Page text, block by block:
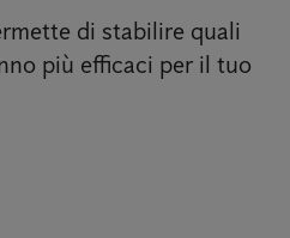
di stabilire quali
più efficaci per il tuo